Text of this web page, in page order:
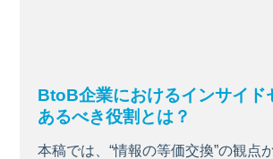
BtoB企業におけるインサイド
あるべき役割とは？
本稿では、“情報の等価交換”の観点